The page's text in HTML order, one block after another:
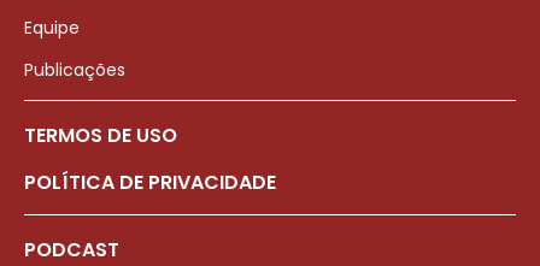
Equipe
Publicações
TERMOS DE USO
POLÍTICA DE PRIVACIDADE
PODCAST